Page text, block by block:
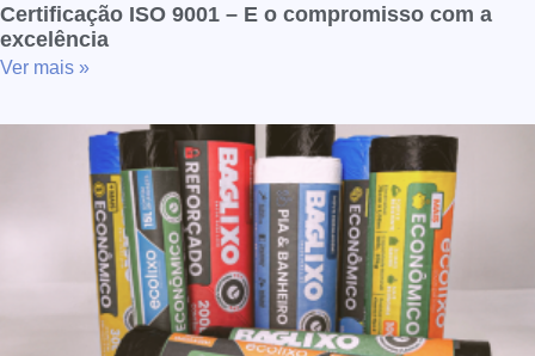
Certificação ISO 9001 – E o compromisso com a
excelência
Ver mais »